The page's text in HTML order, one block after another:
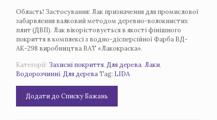
Область! Застосування: Лак призначення для промислової
забарвлення валковий методом деревно-волокнистих
плит (ДВП). Лак вікорістовується в якості фінішного
покриття в комплексі з водно-дісперсійної Фарба ВД-
АК-298 виробництва ВАТ «Лакокраска».
Категорії: Захисні покриття, Для дерева, Лаки,
Водорозчинні, Для дереваTag: LIDA
Додати до Списку Бажань